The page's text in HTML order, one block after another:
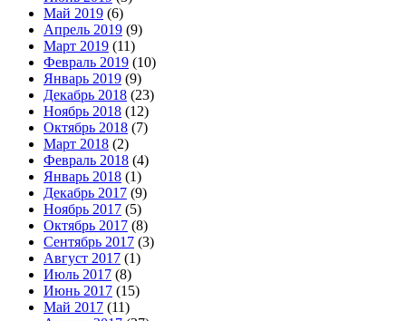
Май 2019 (6)
Апрель 2019 (9)
Март 2019 (11)
Февраль 2019 (10)
Январь 2019 (9)
Декабрь 2018 (23)
Ноябрь 2018 (12)
Октябрь 2018 (7)
Март 2018 (2)
Февраль 2018 (4)
Январь 2018 (1)
Декабрь 2017 (9)
Ноябрь 2017 (5)
Октябрь 2017 (8)
Сентябрь 2017 (3)
Август 2017 (1)
Июль 2017 (8)
Июнь 2017 (15)
Май 2017 (11)